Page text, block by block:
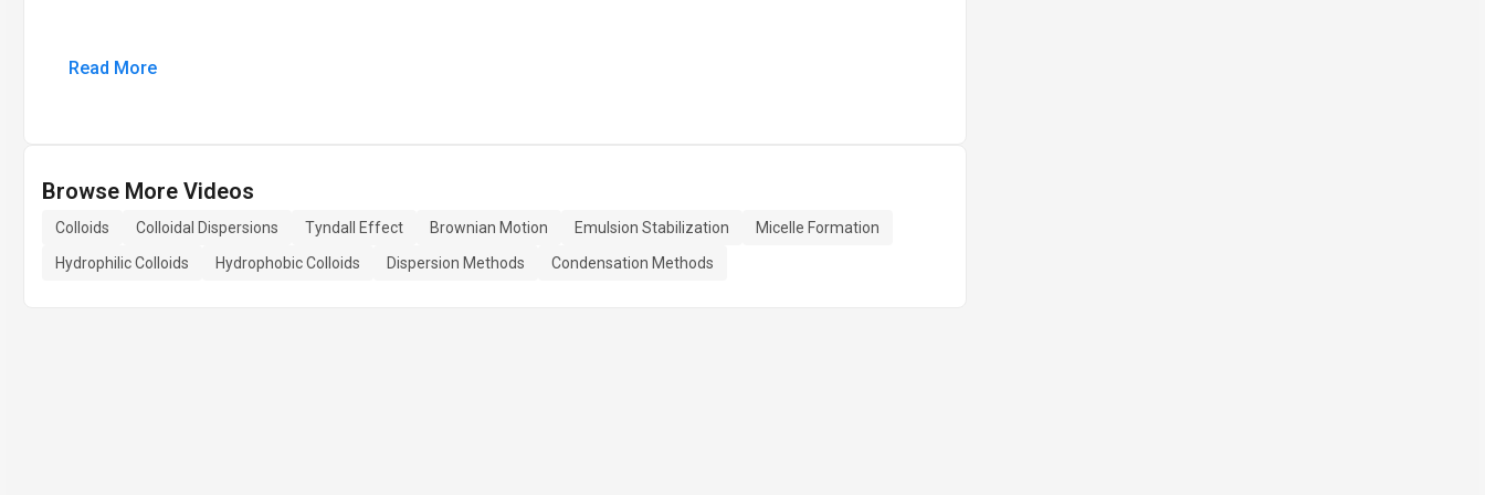
Read More
Browse More Videos
Colloids Colloidal Dispersions Tyndall Effect Brownian Motion Emulsion Stabilization
Micelle Formation
Hydrophilic Colloids
Hydrophobic Colloids Dispersion Methods Condensation Methods